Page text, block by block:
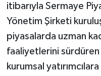
itibarıyla Sermaye
Yönetim Şirketi
piyasalarda uzman
faaliyetlerini
kurumsal